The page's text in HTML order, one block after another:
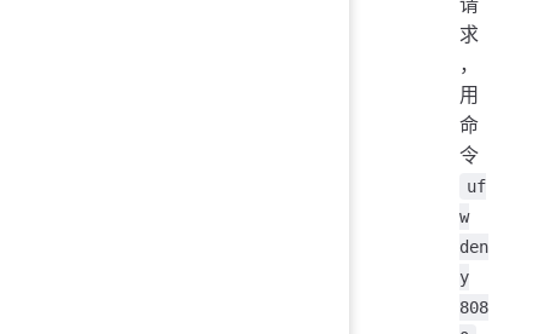
求
，
用
命
令
uf
w
den
y
808